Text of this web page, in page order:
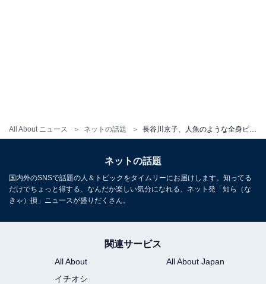
All About ニュース ネットの話題
ネットの話題
国内外のSNSで話題の人＆トピックをタイムリーにお届けします。知ってる
だけでちょっと得する、なんだか楽しい気分になれる、ネット発「知ら（な
きゃ）損」ニュースが盛りだくさん。
関連サービス
All About
All About Japan
イチオシ